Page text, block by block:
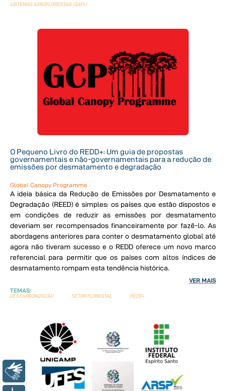
SISTEMAS AGROFLORESTAIS (SAFs)
O Pequeno Livro do REDD+: Um guia de propostas
governamentais e não-governamentais para a redução de
emissões por desmatamento e degradação
Global Canopy Programme
A ideia básica da Redução de Emissões por Desmatamento e
Degradação (REED) é simples: os países que estão dispostos e
em condições de reduzir as emissões por desmatamento
deveriam ser recompensados financeiramente por fazê-lo. As
abordagens anteriores para conter o desmatamento global até
agora não tiveram sucesso e o REDD oferece um novo marco
referencial para permitir que os países com altos índices de
desmatamento rompam esta tendência histórica.
VER MAIS
TEMAS:
DESCARBONIZAÇÃO SETOR FLORESTAL REDD+
Libras